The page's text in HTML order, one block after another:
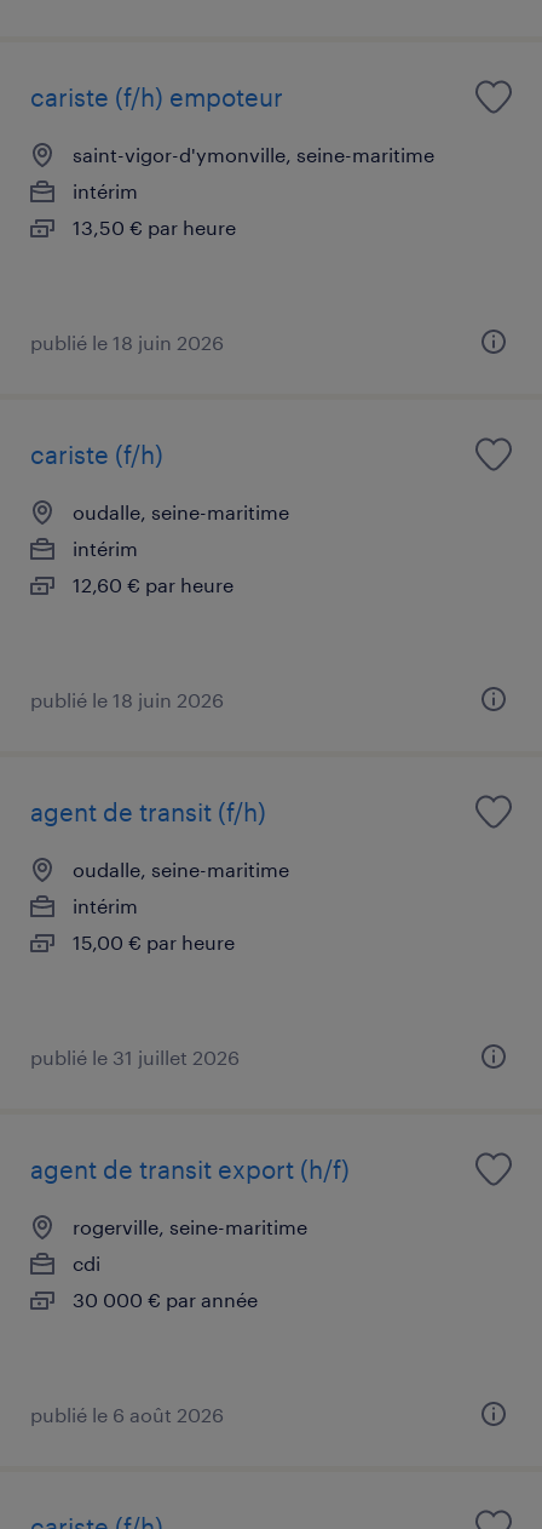
cariste (f/h) empoteur
saint-vigor-d'ymonville, seine-maritime
intérim
13,50 € par heure
publié le 18 juin 2026
cariste (f/h)
oudalle, seine-maritime
intérim
12,60 € par heure
publié le 18 juin 2026
agent de transit (f/h)
oudalle, seine-maritime
intérim
15,00 € par heure
publié le 31 juillet 2026
agent de transit export (h/f)
rogerville, seine-maritime
cdi
30 000 € par année
publié le 6 août 2026